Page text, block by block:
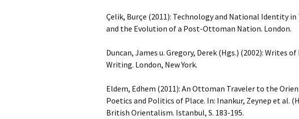
Çelik, Burçe (2011): Technology and National Identity
and the Evolution of a Post-Ottoman Nation. London.
Duncan, James u. Gregory, Derek (Hgs.) (2002): Writes
Writing. London, New York.
Eldem, Edhem (2011): An Ottoman Traveler to the
Poetics and Politics of Place. In: Inankur, Zeynep et al.
British Orientalism. Istanbul, S. 183-195.